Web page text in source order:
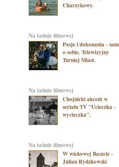
Charzykowy.
na taśmie filmowej
Pasje i dokonania - sami
o sobie. Telewizyjny
Turniej Miast.
na taśmie filmowej
Chojnicki akcent w
serialu TV "Ucieczka -
wycieczka".
na taśmie filmowej
W wiekowej Baszcie -
Julian Rydzkowski